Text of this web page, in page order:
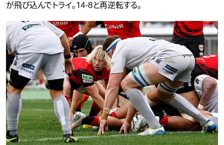
が飛び込んでトライ。14-8と再逆転する。